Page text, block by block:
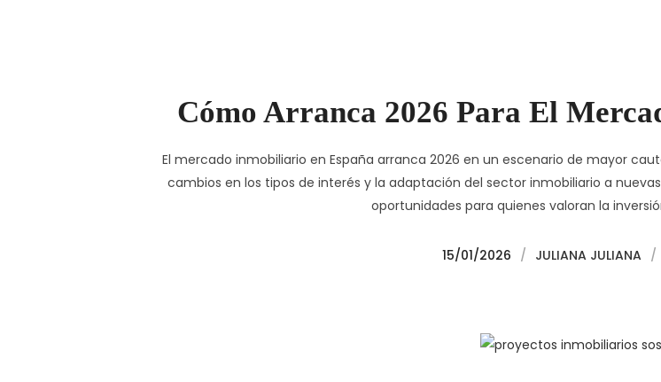
Cómo Arranca 2026 Para El
El mercado inmobiliario en España arranca 2026 en un escenario de mayor
cambios en los tipos de interés y la adaptación del sector inmobiliario a
oportunidades para quienes valoran la
15/01/2026 / JULIANA JULIANA /